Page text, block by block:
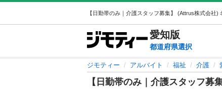
愛知版
都道府県選択
ジモティー アルバイト 福祉 介護
【日勤帯のみ｜介護スタッフ募集